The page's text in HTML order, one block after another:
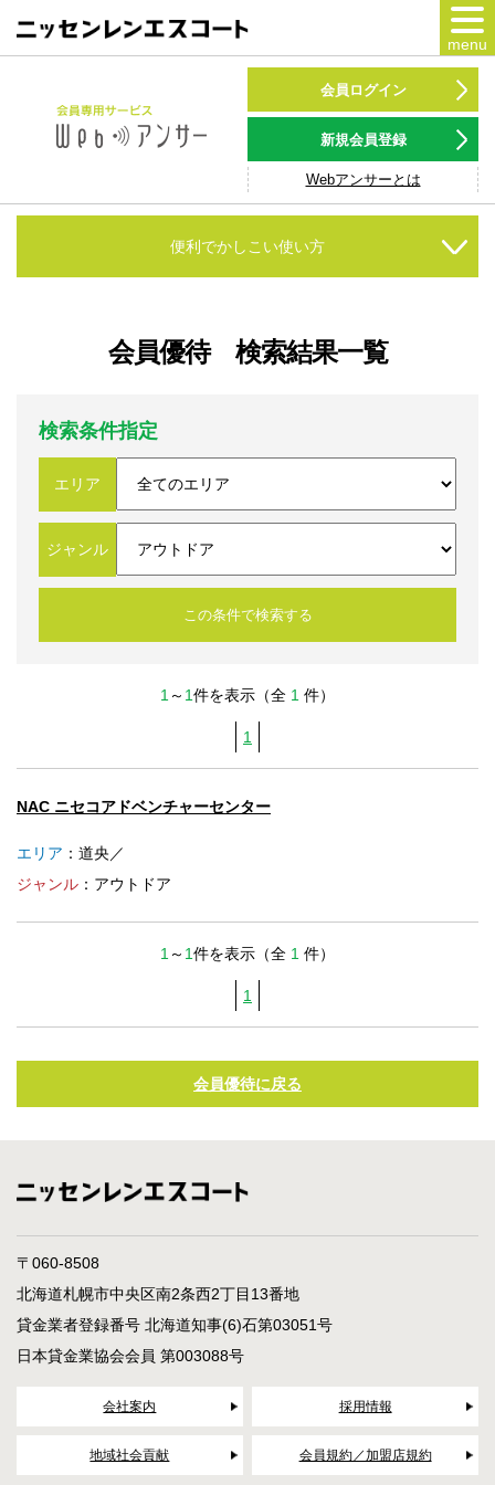
menu
カードをつかう
NSポイント
キャンペーン
サービス
法人のみなさま
加盟店のみなさま
会員ログイン
新規会員登録
Webアンサーとは
便利でかしこい使い方
会員優待 検索結果一覧
検索条件指定
エリア
ジャンル
1 ～ 1件を表示（全 1 件）
1
NAC ニセコアドベンチャーセンター
エリア ：道央／
ジャンル ：アウトドア
1 ～ 1件を表示（全 1 件）
1
会員優待に戻る
〒060-8508
北海道札幌市中央区南2条西2丁目13番地
貸金業者登録番号 北海道知事(6)石第03051号
日本貸金業協会会員 第003088号
会社案内 採用情報
地域社会貢献 会員規約／加盟店規約